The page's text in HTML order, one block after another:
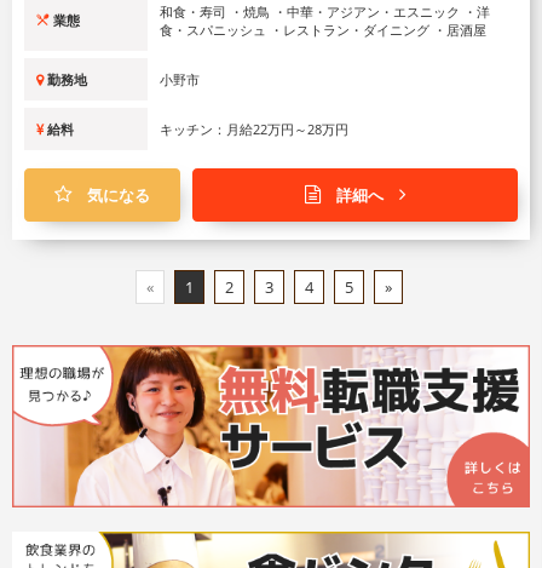
業態
和食・寿司 ・焼鳥 ・中華・アジアン・エスニック ・洋
食・スパニッシュ ・レストラン・ダイニング ・居酒屋
勤務地 小野市
給料 キッチン：月給22万円～28万円
気になる 詳細へ
« 1 2 3 4 5 »